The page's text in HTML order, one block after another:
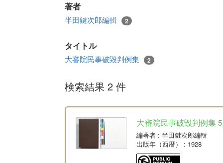
著者
半田鍵次郎編輯 2
タイトル
大審院民事破毀判例集 2
検索結果 2 件
大審院民事破毀判例集
編著者 : 半田鍵次郎編輯
出版年（西暦）
: 1928